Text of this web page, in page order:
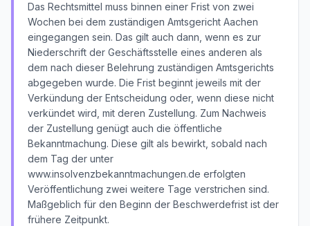
Das Rechtsmittel muss binnen einer Frist von zwei
Wochen bei dem zuständigen Amtsgericht Aachen
eingegangen sein. Das gilt auch dann, wenn es zur
Niederschrift der Geschäftsstelle eines anderen als
dem nach dieser Belehrung zuständigen Amtsgerichts
abgegeben wurde. Die Frist beginnt jeweils mit der
Verkündung der Entscheidung oder, wenn diese nicht
verkündet wird, mit deren Zustellung. Zum Nachweis
der Zustellung genügt auch die öffentliche
Bekanntmachung. Diese gilt als bewirkt, sobald nach
dem Tag der unter
www.insolvenzbekanntmachungen.de erfolgten
Veröffentlichung zwei weitere Tage verstrichen sind.
Maßgeblich für den Beginn der Beschwerdefrist ist der
frühere Zeitpunkt.